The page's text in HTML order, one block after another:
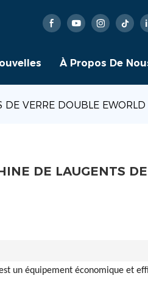
À Propos De
VERRE DOUBLE EWORLD
DE LAUGENTS
un équipement économique et